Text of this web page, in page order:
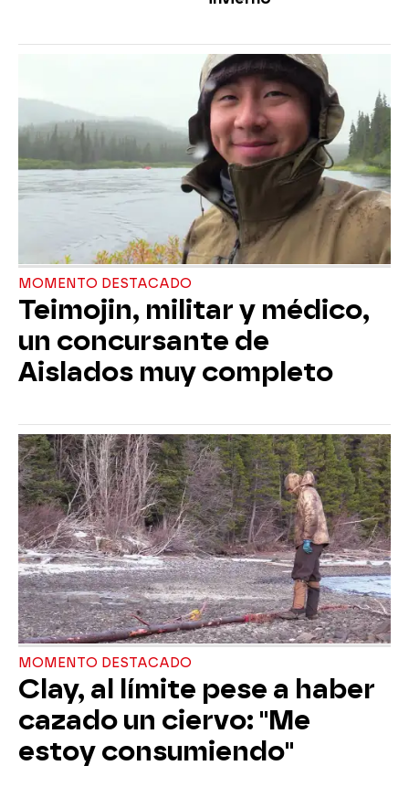
MOMENTO DESTACADO
Teimojin, militar y médico,
un concursante de
Aislados muy completo
MOMENTO DESTACADO
Clay, al límite pese a haber
cazado un ciervo: "Me
estoy consumiendo"